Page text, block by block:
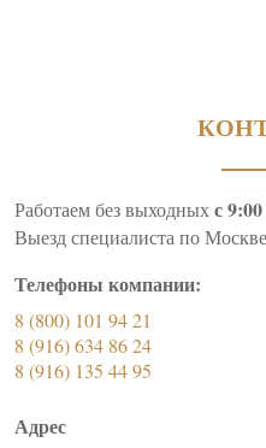
Работаем без выходныхс
Выезд специалиста по
Телефоны компании:
8 (800) 101 94 21
8 (916) 634 86 24
8 (916) 135 44 95
Адрес